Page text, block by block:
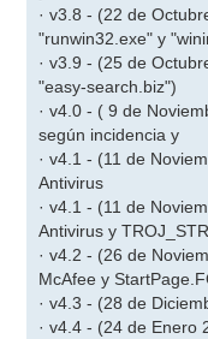
· v3.8 - (22 de
"runwin32.exe" y
· v3.9 - (25 de
"easy-search.biz")
· v4.0 - ( 9 de
según incidencia y
· v4.1 - (11 de
Antivirus
· v4.1 - (11 de
Antivirus y
· v4.2 - (26 de
McAfee y
· v4.3 - (28 de
· v4.4 - (24 de Enero